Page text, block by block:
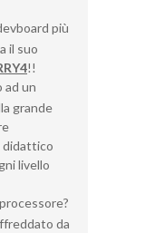
più
il suo
!!
un
grande
didattico
livello
da